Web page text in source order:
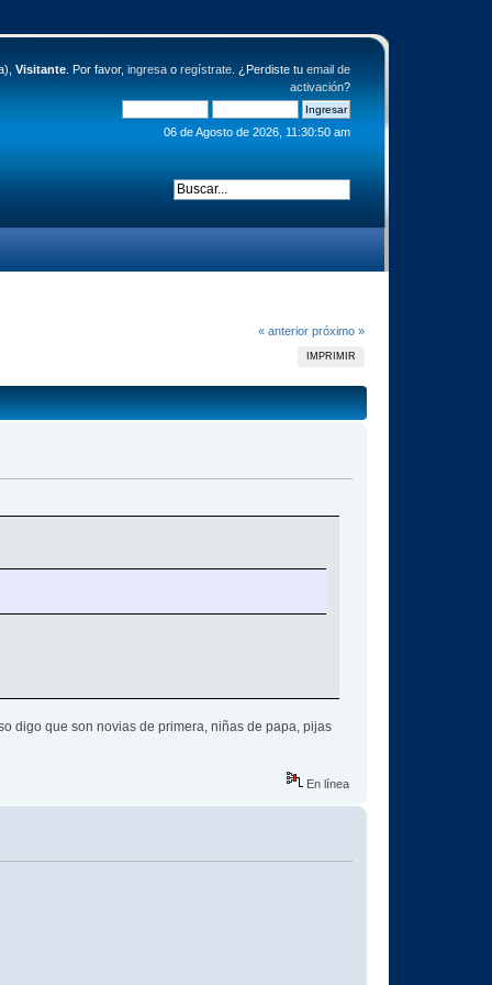
Visitante. Por favor, ingresao regístrate. ¿Perdiste tu email de
activación?
06 de Agosto de 2026, 11:30:50 am
« anterior próximo »
IMPRIMIR
digo que son novias de primera, niñas de papa, pijas
En línea